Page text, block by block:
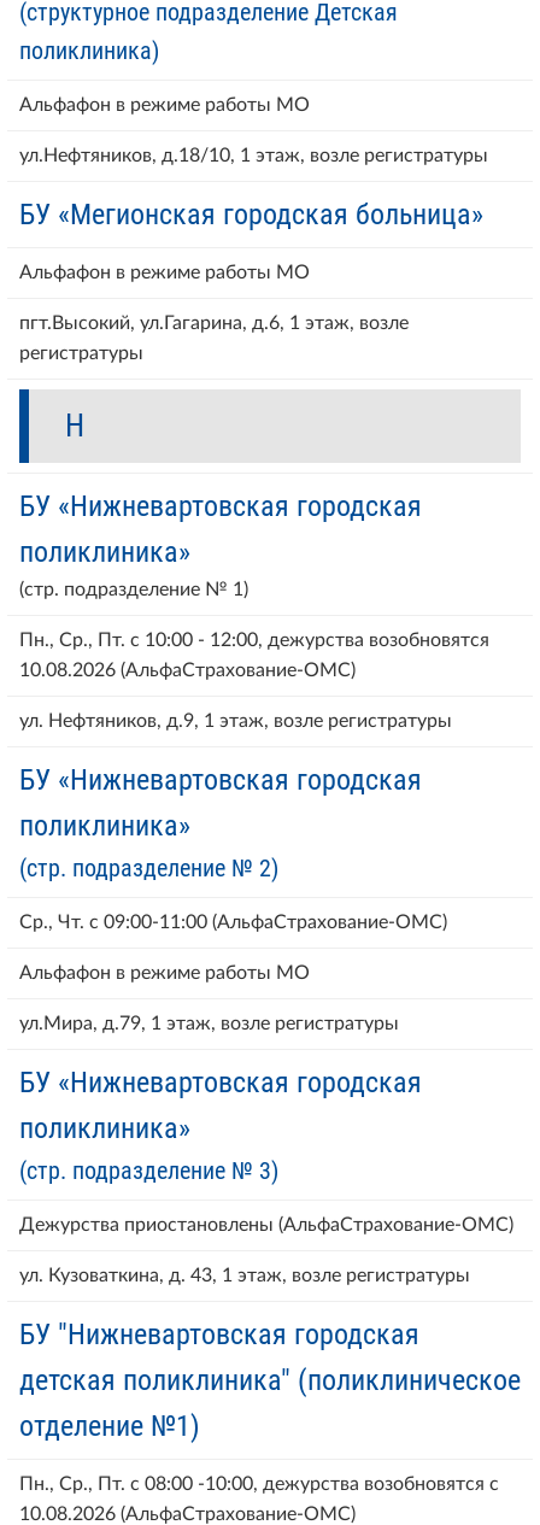
(структурное подразделение Детская
поликлиника)
Альфафон в режиме работы МО
ул.Нефтяников, д.18/10, 1 этаж, возле регистратуры
БУ «Мегионская городская больница»
Альфафон в режиме работы МО
пгт.Высокий, ул.Гагарина, д.6, 1 этаж, возле
регистратуры
Н
БУ «Нижневартовская городская
поликлиника»
(стр. подразделение № 1)
Пн., Ср., Пт. с 10:00 - 12:00, дежурства возобновятся
10.08.2026 (АльфаСтрахование-ОМС)
ул. Нефтяников, д.9, 1 этаж, возле регистратуры
БУ «Нижневартовская городская
поликлиника»
(стр. подразделение № 2)
Ср., Чт. с 09:00-11:00 (АльфаСтрахование-ОМС)
Альфафон в режиме работы МО
ул.Мира, д.79, 1 этаж, возле регистратуры
БУ «Нижневартовская городская
поликлиника»
(стр. подразделение № 3)
Дежурства приостановлены (АльфаСтрахование-ОМС)
ул. Кузоваткина, д. 43, 1 этаж, возле регистратуры
БУ "Нижневартовская городская
детская поликлиника" (поликлиническое
отделение №1)
Пн., Ср., Пт. с 08:00 -10:00, дежурства возобновятся с
10.08.2026 (АльфаСтрахование-ОМС)